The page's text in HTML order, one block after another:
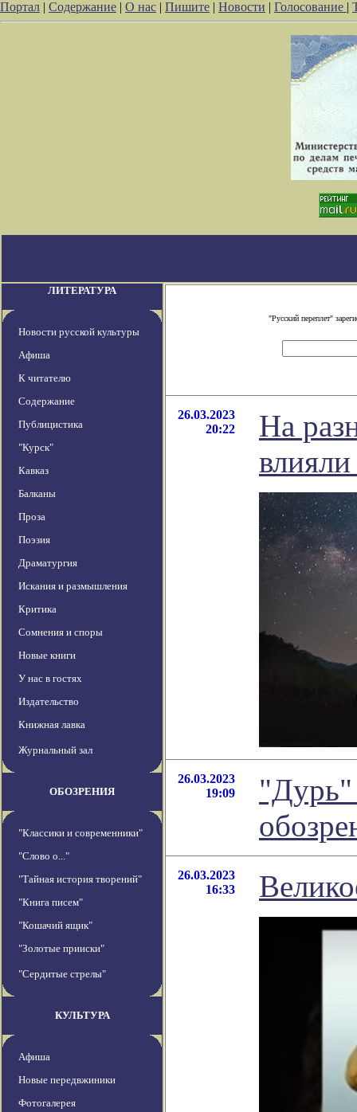
Портал | Содержание | О нас | Пишите | Новости | Голосование |
ЛИТЕРАТУРА
Новости русской культуры
Афиша
К читателю
Содержание
Публицистика
"Курск"
Кавказ
Балканы
Проза
Поэзия
Драматургия
Искания и размышления
Критика
Сомнения и споры
Новые книги
У нас в гостях
Издательство
Книжная лавка
Журнальный зал
ОБОЗРЕНИЯ
"Классики и современники"
"Слово о..."
"Тайная история творений"
"Книга писем"
"Кошачий ящик"
"Золотые прииски"
"Сердитые стрелы"
КУЛЬТУРА
Афиша
Новые передвжиники
Фотогалерея
"Русский переплет"
26.03.2023
20:22
На
26.03.2023
19:09
"Дурь"
26.03.2023
16:33